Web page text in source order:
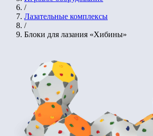
/
Лазательные комплексы
/
Блоки для лазания «Хибины»